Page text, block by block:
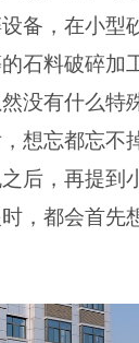
备，在小型
石料破碎加
没有什么特
想忘都忘不
后，再提到
，都会首先